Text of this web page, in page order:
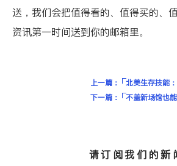
送，我们会把值得看的、值得买的、
资讯第一时间送到你的邮箱里。
上一篇：
下一篇：
请订阅我们的新